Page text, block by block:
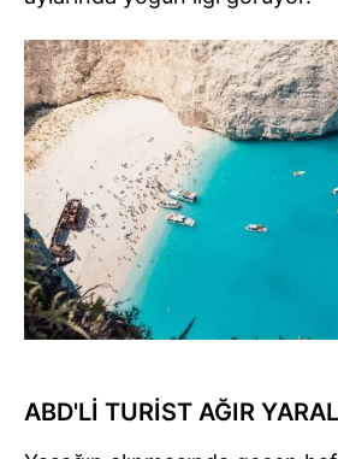
ABD'Lİ TURİST AĞIR